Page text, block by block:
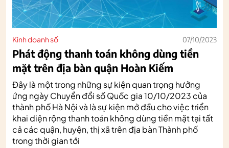
Kinh doanh số 07/10/2023
Phát động thanh toán không dùng tiền
mặt trên địa bàn quận Hoàn Kiếm
Đây là một trong những sự kiện quan trọng hưởng
ứng ngày Chuyển đổi số Quốc gia 10/10/2023 của
thành phố Hà Nội và là sự kiện mở đầu cho việc triển
khai diện rộng thanh toán không dùng tiền mặt tại tất
cả các quận, huyện, thị xã trên địa bàn Thành phố
trong thời gian tới